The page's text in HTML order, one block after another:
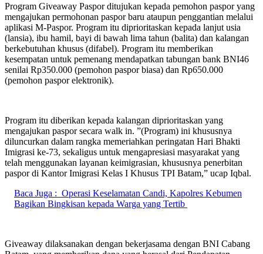
Program Giveaway Paspor ditujukan kepada pemohon paspor yang
mengajukan permohonan paspor baru ataupun penggantian melalui
aplikasi M-Paspor. Program itu diprioritaskan kepada lanjut usia
(lansia), ibu hamil, bayi di bawah lima tahun (balita) dan kalangan
berkebutuhan khusus (difabel). Program itu memberikan
kesempatan untuk pemenang mendapatkan tabungan bank BNI46
senilai Rp350.000 (pemohon paspor biasa) dan Rp650.000
(pemohon paspor elektronik).
Program itu diberikan kepada kalangan diprioritaskan yang
mengajukan paspor secara walk in. ”(Program) ini khususnya
diluncurkan dalam rangka memeriahkan peringatan Hari Bhakti
Imigrasi ke-73, sekaligus untuk mengapresiasi masyarakat yang
telah menggunakan layanan keimigrasian, khususnya penerbitan
paspor di Kantor Imigrasi Kelas I Khusus TPI Batam,” ucap Iqbal.
Baca Juga : Operasi Keselamatan Candi, Kapolres Kebumen
Bagikan Bingkisan kepada Warga yang Tertib
Giveaway dilaksanakan dengan bekerjasama dengan BNI Cabang